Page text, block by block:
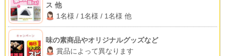
ス 他
1名様 / 1名様 / 1名様 他
味の素商品やオリジナルグッズなど
賞品によって異なります